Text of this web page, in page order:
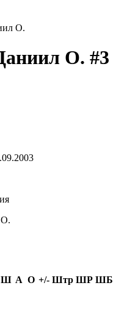
О.
О. #3
Ш А О +/- Штр ШР ШБ